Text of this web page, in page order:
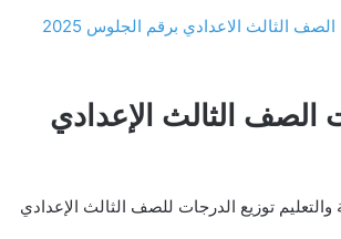
رابط نتيجة الصف الثالث الاعدادي برقم الجلوس 2025
الصف الثالث الإعدادي
والتعليم توزيع الدرجات للصف الثالث الإعدادي